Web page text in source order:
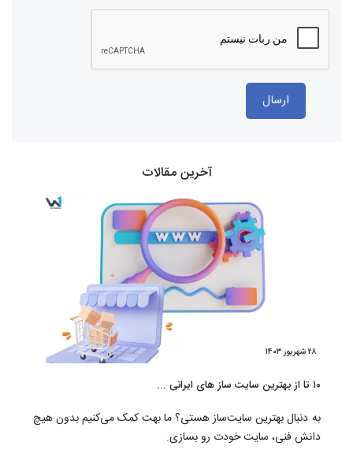
ارسال
آخرین مقالات
۲۸ شهریور ۱۴۰۳
۱۰ تا از بهترین سایت ساز های ایرانی ...
به دنبال بهترین سایت‌ساز هستی؟ ما بهت کمک می‌کنیم بدون هیچ
دانش فنی، سایت خودت رو بسازی.